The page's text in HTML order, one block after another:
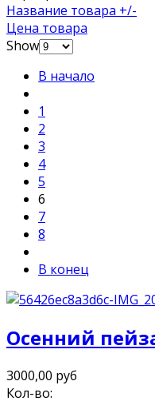
Название товара +/-
Цена товара
Show
В начало
1
2
3
4
5
6
7
8
В конец
Осенний
3000,00 руб
Кол-во: